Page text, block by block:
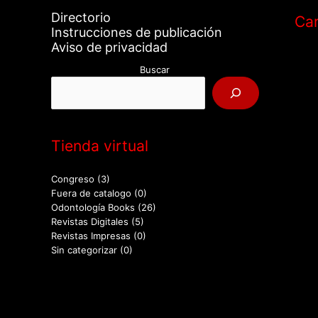
Directorio
Instrucciones de publicación
Aviso de privacidad
Buscar
Tienda virtual
Congreso (3)
Fuera de catalogo (0)
Odontología Books (26)
Revistas Digitales (5)
Revistas Impresas (0)
Sin categorizar (0)